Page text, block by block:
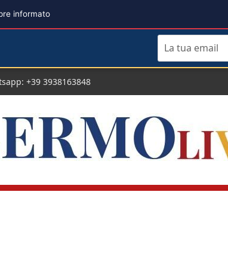
+39 3938163848
informato